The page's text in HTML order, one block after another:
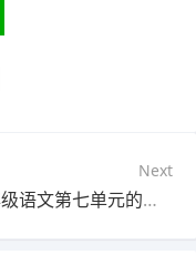
Next
二年级语文第七单元的思维导图(4张值得收藏)